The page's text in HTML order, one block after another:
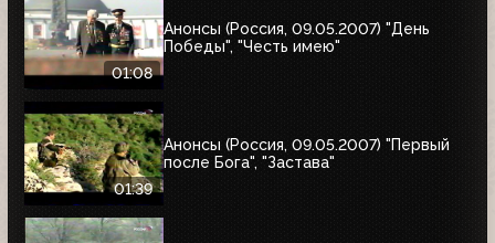
01:08
Анонсы (Россия, 09.05.2007) "День
Победы", "Честь имею"
01:39
Анонсы (Россия, 09.05.2007) "Первый
после Бога", "Застава"